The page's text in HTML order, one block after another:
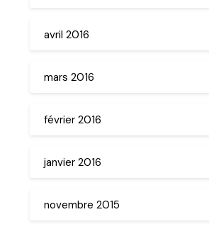
avril 2016
mars 2016
février 2016
janvier 2016
novembre 2015